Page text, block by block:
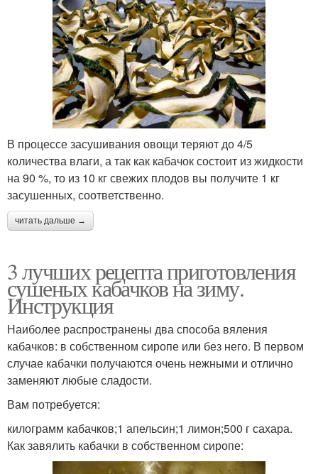
В процессе засушивания овощи теряют до 4/5
количества влаги, а так как кабачок состоит из жидкости
на 90 %, то из 10 кг свежих плодов вы получите 1 кг
засушенных, соответственно.
читать дальше →
3 лучших рецепта приготовления
сушеных кабачков на зиму.
Инструкция
Наиболее распространены два способа вяления
кабачков: в собственном сиропе или без него. В первом
случае кабачки получаются очень нежными и отлично
заменяют любые сладости.
Вам потребуется:
килограмм кабачков;1 апельсин;1 лимон;500 г сахара.
Как завялить кабачки в собственном сиропе: